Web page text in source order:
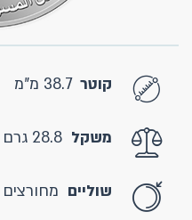
קוטר 38.7 מ"מ
משקל 28.8 גרם
שוליים מחורצים